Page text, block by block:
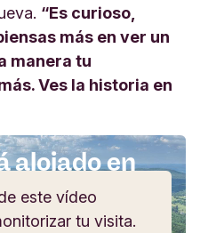
“Es curioso,
más en ver un
manera tu
Ves la historia en
alojado en
este vídeo
tu visita.